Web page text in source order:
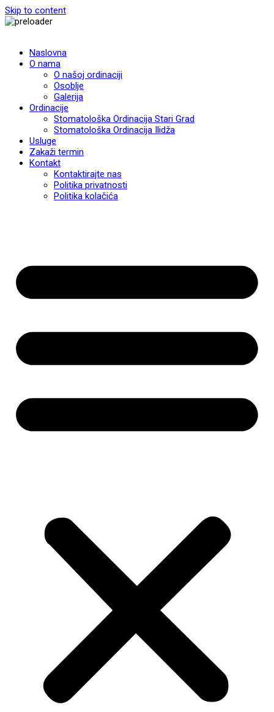
Skip to content
Naslovna
O nama
O našoj ordinaciji
Osoblje
Galerija
Ordinacije
Stomatološka Ordinacija Stari Grad
Stomatološka Ordinacija Ilidža
Usluge
Zakaži termin
Kontakt
Kontaktirajte nas
Politika privatnosti
Politika kolačića